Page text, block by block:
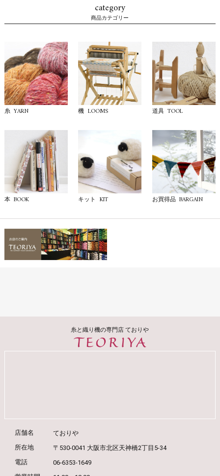
category
商品カテゴリー
糸 YARN 機 LOOMS 道具 TOOL
本 BOOK キット KIT お買得品 BARGAIN
糸と織り機の専門店 ておりや
店舗名
ておりや
所在地
〒530-0041 大阪市北区天神橋2丁目5-34
電話
06-6353-1649